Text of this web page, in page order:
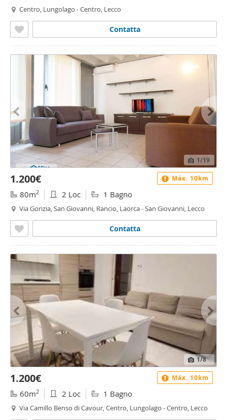
Centro, Lungolago - Centro, Lecco
Contatta
1/19
1.200€
80m2 2 Loc 1 Bagno
Via Gorizia, San Giovanni, Rancio, Laorca - San Giovanni, Lecco
Contatta
Máx. 10km
1/8
1.200€
60m2 2 Loc 1 Bagno
Via Camillo Benso di Cavour, Centro, Lungolago - Centro, Lecco
Máx. 10km